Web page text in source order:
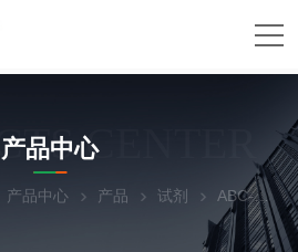
CENTER
产品中心
产品中心 产品 试剂 ABC-TC3999Human Peripheral Blood BDCA4+ Lymphoid/Plasmacytoi